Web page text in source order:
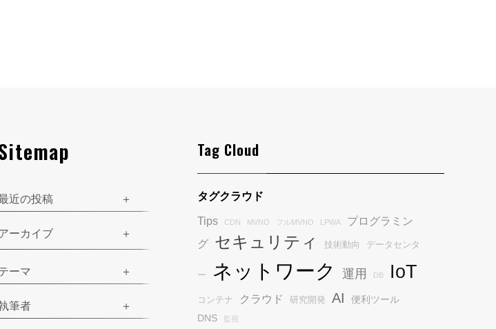
近の投稿
ーカイブ
ーマ
筆者
Tag Cloud
タグクラウド
Tips CDN MVNO フルMVNO LPWA
プログラミン
グ セキュリティ 技術動向 データセンタ
ー ネットワーク 運用 DB IoT
コンテナ クラウド 研究開発 AI
便利ツール
DNS
監視